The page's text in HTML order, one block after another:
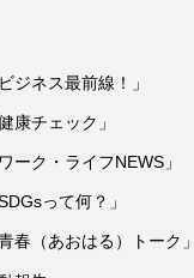
ジネス最前線！」
康チェック」
ーク・ライフNEWS」
って何？」
春（あおはる）トーク」